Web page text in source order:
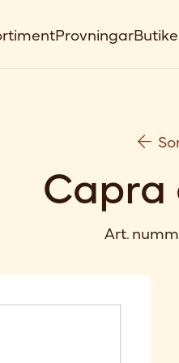
Provningar
Art.